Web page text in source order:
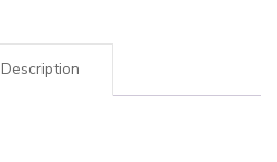
Description